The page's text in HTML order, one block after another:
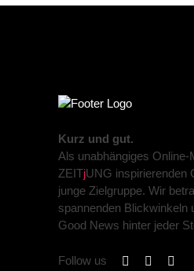
Kurz und gut.
Als unabhängiges Online-
ZEITjUNG inspirierenden
junge Zielgruppe. Wir
spannenden Blickwinkeln
Good News hinter jeder
Follow us